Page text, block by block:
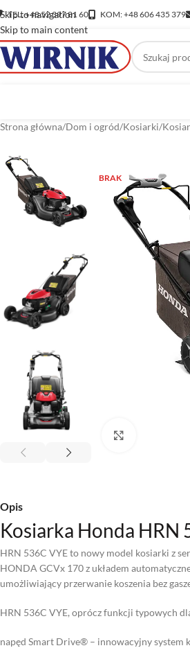
Skip to navigation
Skip to main content
TEL: +48 52 397 81 60 KOM: +48 606 435 379
Strona główna/Dom i ogród/Kosiarki/
BRAK
Opis
Kosiarka Honda HRN
HRN 536C VYE to nowy model kosiarki z
HONDA GCVx 170 z układem
umożliwiający przerwanie koszenia bez
HRN 536C VYE, oprócz funkcji typowych
napęd Smart Drive® – innowacyjny system